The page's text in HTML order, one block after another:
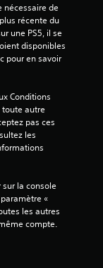
nécessaire de
récente du
une PS5, il se
disponibles
pour en savoir
Conditions
toute autre
pas ces
les
la console
«
les autres
compte.